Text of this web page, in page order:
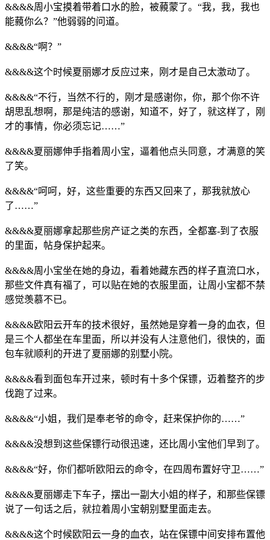
&&&&周小宝摸着带着口水的脸，被藽蒙了。“我，我，我也
能藽你么？”他弱弱的问道。
&&&&“啊？”
&&&&这个时候夏丽娜才反应过来，刚才是自己太激动了。
&&&&“不行，当然不行的，刚才是感谢你，你，那个你不许
胡思乱想啊，那是纯洁的感谢，知道不，好了，就这样了，刚
才的事情，你必须忘记……”
&&&&夏丽娜伸手指着周小宝，逼着他点头同意，才满意的笑
了笑。
&&&&“呵呵，好，这些重要的东西又回来了，那我就放心
了……”
&&&&夏丽娜拿起那些房产证之类的东西，全都塞-到了衣服
的里面，帖身保护起来。
&&&&周小宝坐在她的身边，看着她藏东西的样子直流口水，
那些文件真有福了，可以贴在她的衣服里面，让周小宝都不禁
感觉羡慕不已。
&&&&欧阳云开车的技术很好，虽然她是穿着一身的血衣，但
是三个人都坐在车里面，所以并没有人注意他们，很快的，面
包车就顺利的开进了夏丽娜的别墅小院。
&&&&看到面包车开过来，顿时有十多个保镖，迈着整齐的步
伐跑了过来。
&&&&“小姐，我们是奉老爷的命令，赶来保护你的……”
&&&&没想到这些保镖行动很迅速，还比周小宝他们早到了。
&&&&“好，你们都听欧阳云的命令，在四周布置好守卫……”
&&&&夏丽娜走下车子，摆出一副大小姐的样子，和那些保镖
说了一句话之后，就拉着周小宝朝别墅里面走去。
&&&&这个时候欧阳云一身的血衣，站在保镖中间安排布置他